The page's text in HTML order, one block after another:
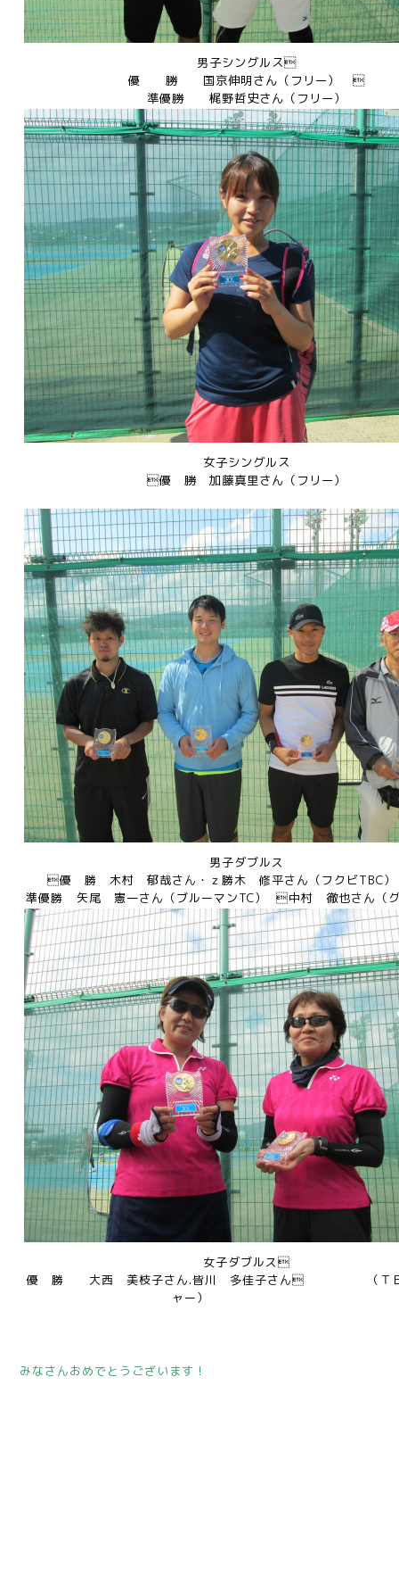
男子シングルス
優 勝 国京伸明さん（フリー） 
準優勝 梶野哲史さん（フリー）
女子シングルス
優 勝 加藤真里さん（フリー）
男子ダブルス
優 勝 木村 郁哉さん・ｚ勝木 修平さん（フクビ
準優勝 矢尾 憲一さん（ブルーマンTC） 中村 徹也さん（
女子ダブルス
優 勝 大西 美枝子さん.皆川 多佳子さん （ＴＥ
ャー）
みなさんおめでとうございます！